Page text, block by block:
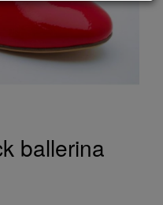
ballerina